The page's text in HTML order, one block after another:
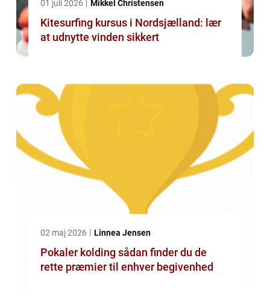
01 juli 2026 Mikkel Christensen
Kitesurfing kursus i Nordsjælland: lær
at udnytte vinden sikkert
02 maj 2026 Linnea Jensen
Pokaler kolding sådan finder du de
rette præmier til enhver begivenhed